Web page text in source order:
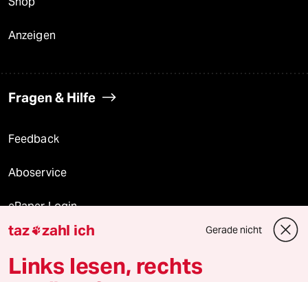
Anzeigen
Fragen & Hilfe
Feedback
Aboservice
ePaper Login
Downloads für Abonnierende
taz zahl ich Gerade nicht
Links lesen, rechts